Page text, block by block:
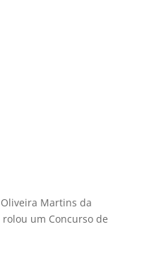
Martins da
um Concurso de